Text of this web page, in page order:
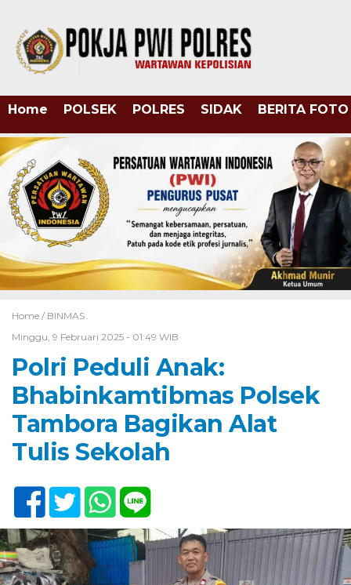
Home POLSEK POLRES SIDAK BERITA FOTO
Home / BINMAS
Minggu, 9 Februari 2025 - 01:49 WIB
Polri Peduli Anak:
Bhabinkamtibmas Polsek
Tambora Bagikan Alat
Tulis Sekolah